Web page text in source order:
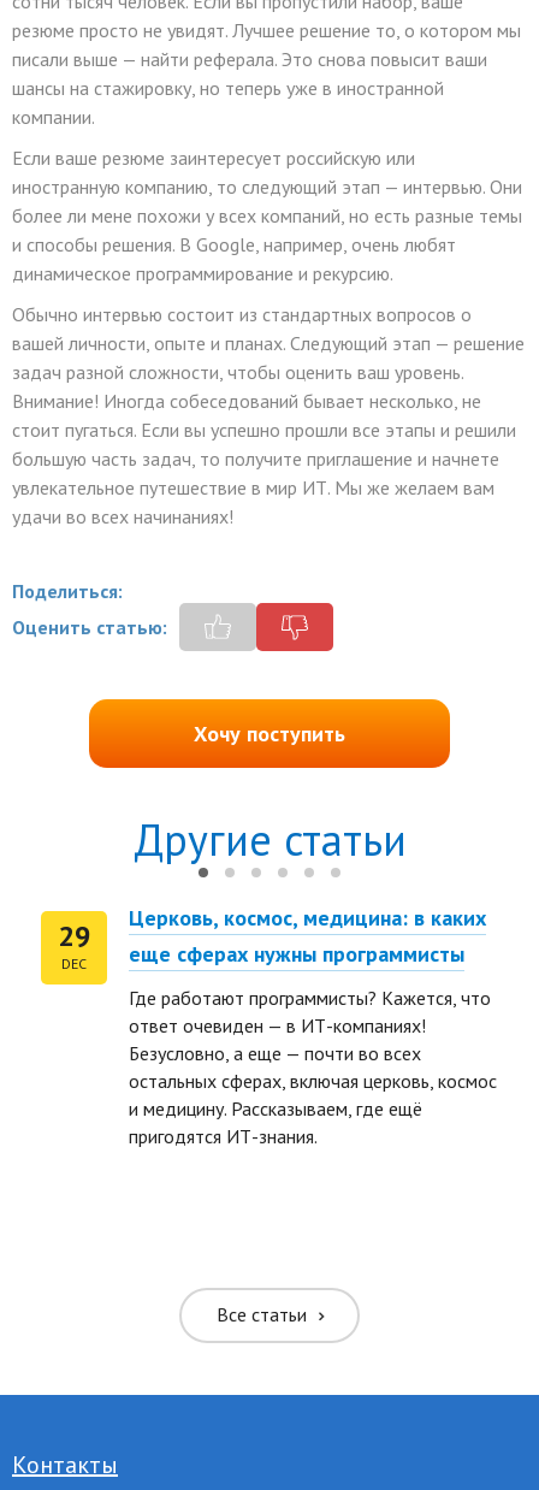
резюме просто не увидят. Лучшее решение то, о котором мы
писали выше — найти реферала. Это снова повысит ваши
шансы на стажировку, но теперь уже в иностранной
компании.
Если ваше резюме заинтересует российскую или
иностранную компанию, то следующий этап — интервью. Они
более ли мене похожи у всех компаний, но есть разные темы
и способы решения. В Google, например, очень любят
динамическое программирование и рекурсию.
Обычно интервью состоит из стандартных вопросов о
вашей личности, опыте и планах. Следующий этап — решение
задач разной сложности, чтобы оценить ваш уровень.
Внимание! Иногда собеседований бывает несколько, не
стоит пугаться. Если вы успешно прошли все этапы и решили
большую часть задач, то получите приглашение и начнете
увлекательное путешествие в мир ИТ. Мы же желаем вам
удачи во всех начинаниях!
Поделиться:
Оценить статью:
Хочу поступить
Другие статьи
29
DEC
Церковь, космос, медицина: в каких
еще сферах нужны программисты
Где работают программисты? Кажется, что
ответ очевиден — в ИТ-компаниях!
Безусловно, а еще — почти во всех
остальных сферах, включая церковь, космос
и медицину. Рассказываем, где ещё
пригодятся ИТ-знания.
Все статьи
Контакты
размер текста
межбуквенное